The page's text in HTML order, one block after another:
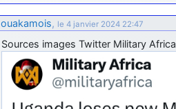
ouakamois, le 4 janvier 2024 22:47
Sources images Twitter Military Africa